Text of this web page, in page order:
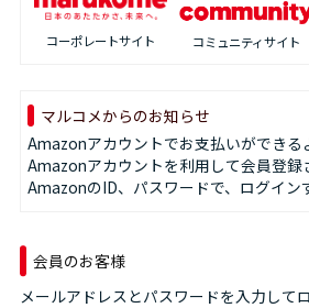
コーポレートサイト コミュニティサイト
マルコメからのお知らせ
Amazonアカウントでお支払いができる
Amazonアカウントを利用して会員登録
AmazonのID、パスワードで、ログイン
会員のお客様
メールアドレスとパスワードを入力して